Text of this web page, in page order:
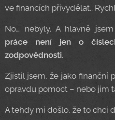
ve financích přivydělat..
No… nebyly. A hlavně
práce není jen o
zodpovědnosti.
Zjistil jsem, že jako finanční
opravdu pomoct – nebo jim
A tehdy mi došlo, že to chci